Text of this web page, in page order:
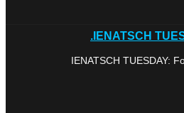
IENATSCH
IENATSCH TUESDAY: